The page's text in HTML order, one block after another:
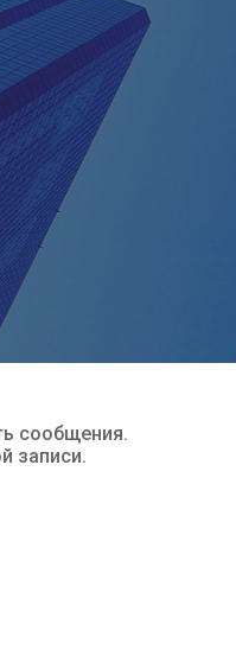
сообщения.
записи.